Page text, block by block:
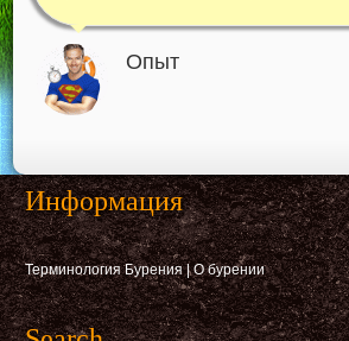
Опыт
Информация
Терминология Бурения|О бурении